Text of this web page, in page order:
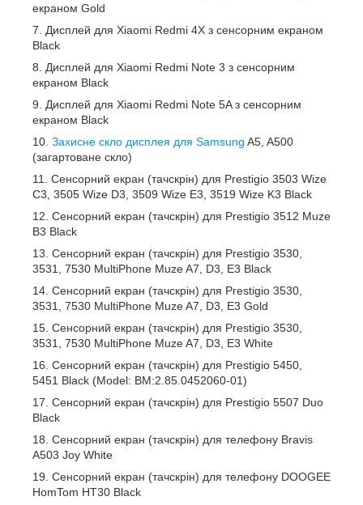
екраном Gold
Дисплей для Xiaomi Redmi 4X з сенсорним екраном
Black
Дисплей для Xiaomi Redmi Note 3 з сенсорним
екраном Black
Дисплей для Xiaomi Redmi Note 5A з сенсорним
екраном Black
Захисне скло дисплея для Samsung A5, A500
(загартоване скло)
Сенсорний екран (тачскрін) для Prestigio 3503 Wize
C3, 3505 Wize D3, 3509 Wize E3, 3519 Wize K3 Black
Сенсорний екран (тачскрін) для Prestigio 3512 Muze
B3 Black
Сенсорний екран (тачскрін) для Prestigio 3530,
3531, 7530 MultiPhone Muze A7, D3, E3 Black
Сенсорний екран (тачскрін) для Prestigio 3530,
3531, 7530 MultiPhone Muze A7, D3, E3 Gold
Сенсорний екран (тачскрін) для Prestigio 3530,
3531, 7530 MultiPhone Muze A7, D3, E3 White
Сенсорний екран (тачскрін) для Prestigio 5450,
5451 Black (Model: BM:2.85.0452060-01)
Сенсорний екран (тачскрін) для Prestigio 5507 Duo
Black
Сенсорний екран (тачскрін) для телефону Bravis
A503 Joy White
Сенсорний екран (тачскрін) для телефону DOOGEE
HomTom HT30 Black